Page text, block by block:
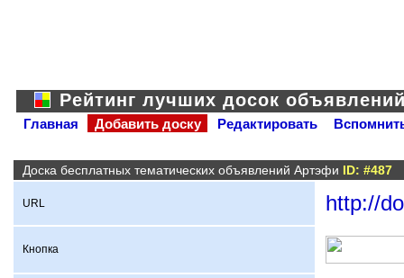
Рейтинг лучших досок
Главная Добавить доску Редактировать
Доска бесплатных тематических объявлений Артэфи ID: #487
URL http://
Кнопка